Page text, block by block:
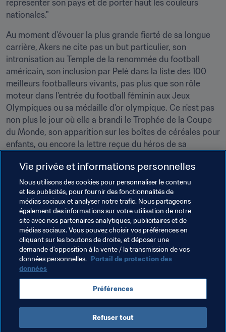
représenter son pays et de porter haut les couleurs
nationales."
Au moment d'évouer la plus grande fierté de sa longue
carrière, Akers ne cite pas un but particulier, son
intronisation au Temple de la renommée du football
américain, son inclusion par Pelé dans la liste des 100
meilleurs footballeurs vivants, pas plus que son rôle
moteur dans l'entrée du football féminin aux Jeux
Olympiques ou sa médaille d'or olympique. Ce n'est pas
non plus le jour où elle a brandi le Trophée de la Coupe
du Monde, son apparition sur les boîtes de céréales pour
enfants, ou encore la lettre reçue du héros de sa
elle avec l'humilité des grands. "Des petites choses que
je suis la seule à connaître", conclut-elle.
Thèmes en lien
Compétitions FIFA
Coupe du Monde Féminine de la FIFA, RP Chine 1991
USA
Vie privée et informations personnelles
Nous utilisons des cookies pour personnaliser le contenu
et les publicités, pour fournir des fonctionnalités de
médias sociaux et analyser notre trafic. Nous partageons
également des informations sur votre utilisation de notre
site avec nos partenaires analytiques, publicitaires et de
médias sociaux. Vous pouvez choisir vos préférences en
cliquant sur les boutons de droite, et déposer une
demande d’opposition à la vente / la transmission de vos
données personnelles. Portail de protection des
données
Préférences
Refuser tout